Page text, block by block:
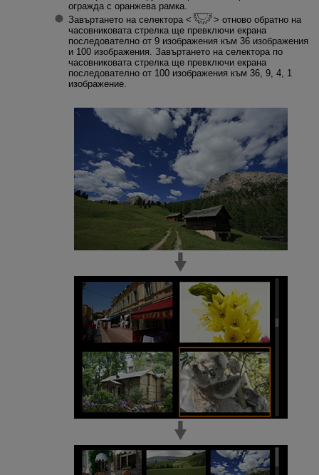
огражда с оранжева рамка.
Завъртането на селектора
отново обратно на
часовниковата стрелка ще превключи екрана
последователно от 9 изображения към 36 изображения
и 100 изображения. Завъртането на селектора по
часовниковата стрелка ще превключи екрана
последователно от 100 изображения към 36, 9, 4, 1
изображение.